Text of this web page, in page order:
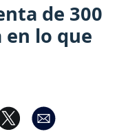
de 300
en lo que